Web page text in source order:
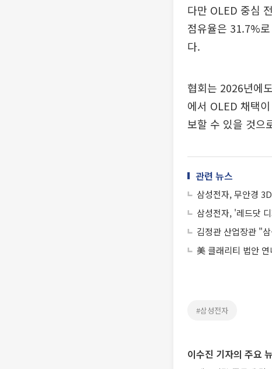
다만 OLED 중심
점유율은 31.7%
다.
협회는 2026년에
에서 OLED 채택
보할 수 있을 것으
관련 뉴스
삼성전자, 무안경
삼성전자, '레드닷
김정관 산업장관 "
美 클래리티 법안
#삼성전자
이수진 기자의 주요